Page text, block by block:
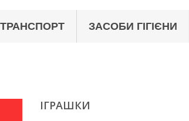
ТРАНСПОРТ ЗАСОБИ ГІГІЄНИ
ІГРАШКИ